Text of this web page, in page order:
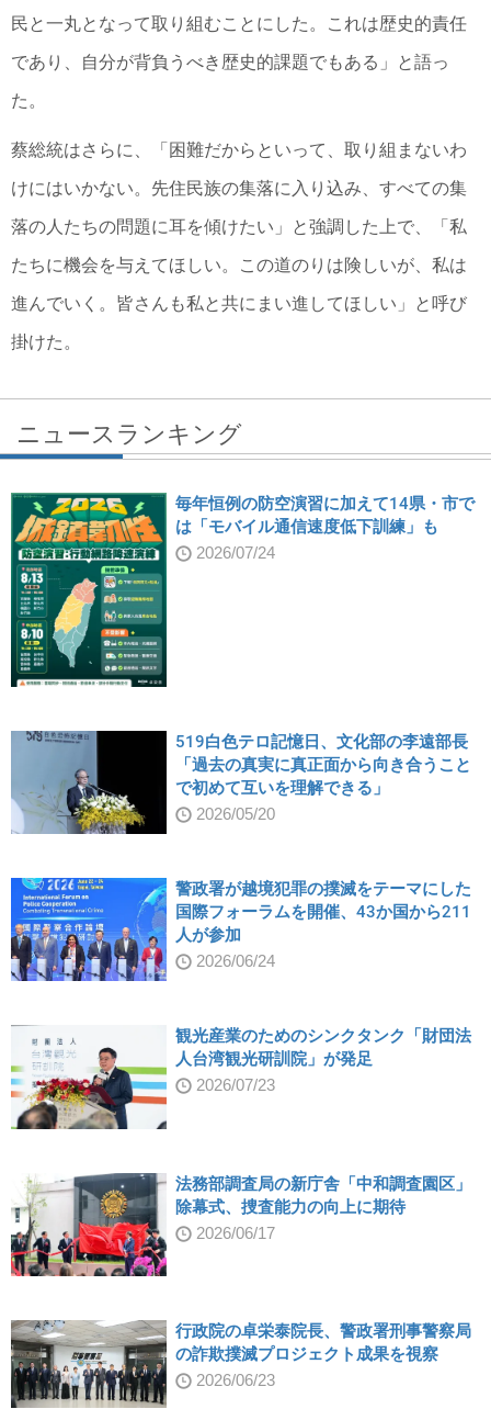
民と一丸となって取り組むことにした。これは歴史的責任
であり、自分が背負うべき歴史的課題でもある」と語っ
た。
蔡総統はさらに、「困難だからといって、取り組まないわ
けにはいかない。先住民族の集落に入り込み、すべての集
落の人たちの問題に耳を傾けたい」と強調した上で、「私
たちに機会を与えてほしい。この道のりは険しいが、私は
進んでいく。皆さんも私と共にまい進してほしい」と呼び
掛けた。
ニュースランキング
毎年恒例の防空演習に加えて14県・市で
は「モバイル通信速度低下訓練」も
2026/07/24
519白色テロ記憶日、文化部の李遠部長
「過去の真実に真正面から向き合うこと
で初めて互いを理解できる」
2026/05/20
警政署が越境犯罪の撲滅をテーマにした
国際フォーラムを開催、43か国から211
人が参加
2026/06/24
観光産業のためのシンクタンク「財団法
人台湾観光研訓院」が発足
2026/07/23
法務部調査局の新庁舎「中和調査園区」
除幕式、捜査能力の向上に期待
2026/06/17
行政院の卓栄泰院長、警政署刑事警察局
の詐欺撲滅プロジェクト成果を視察
2026/06/23